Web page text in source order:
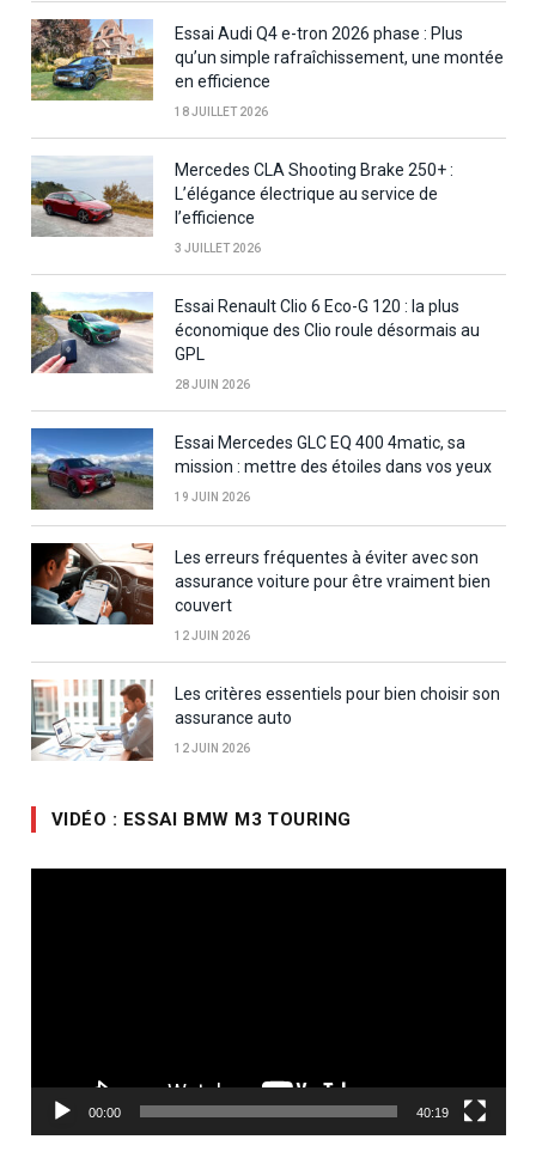
Essai Audi Q4 e-tron 2026 phase : Plus
qu’un simple rafraîchissement, une montée
en efficience
18 JUILLET 2026
Mercedes CLA Shooting Brake 250+ :
L’élégance électrique au service de
l’efficience
3 JUILLET 2026
Essai Renault Clio 6 Eco-G 120 : la plus
économique des Clio roule désormais au
GPL
28 JUIN 2026
Essai Mercedes GLC EQ 400 4matic, sa
mission : mettre des étoiles dans vos yeux
19 JUIN 2026
Les erreurs fréquentes à éviter avec son
assurance voiture pour être vraiment bien
couvert
12 JUIN 2026
Les critères essentiels pour bien choisir son
assurance auto
12 JUIN 2026
VIDÉO : ESSAI BMW M3 TOURING
00:00 40:19